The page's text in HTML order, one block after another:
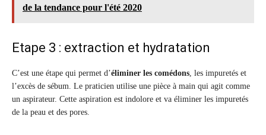
de la tendance pour l'été 2020
Etape 3 : extraction et hydratation
C’est une étape qui permet d’éliminer les comédons, les impuretés et
l’excès de sébum. Le praticien utilise une pièce à main qui agit comme
un aspirateur. Cette aspiration est indolore et va éliminer les impuretés
de la peau et des pores.